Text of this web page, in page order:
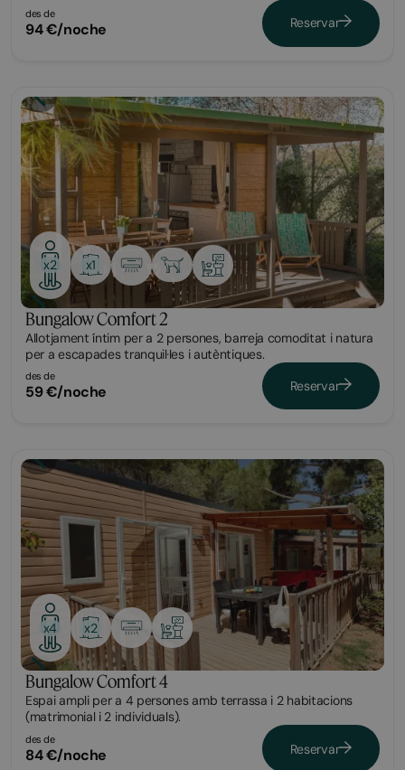
des de
94 €/noche Reservar
Bungalow
x2 x1
Bungalow Comfort 2
Allotjament íntim per a 2 persones, barreja comoditat i natura
per a escapades tranquil·les i autèntiques.
des de
59 €/noche Reservar
Bungalow
x4 x2
Bungalow Comfort 4
Espai ampli per a 4 persones amb terrassa i 2 habitacions
(matrimonial i 2 individuals).
des de
84 €/noche Reservar